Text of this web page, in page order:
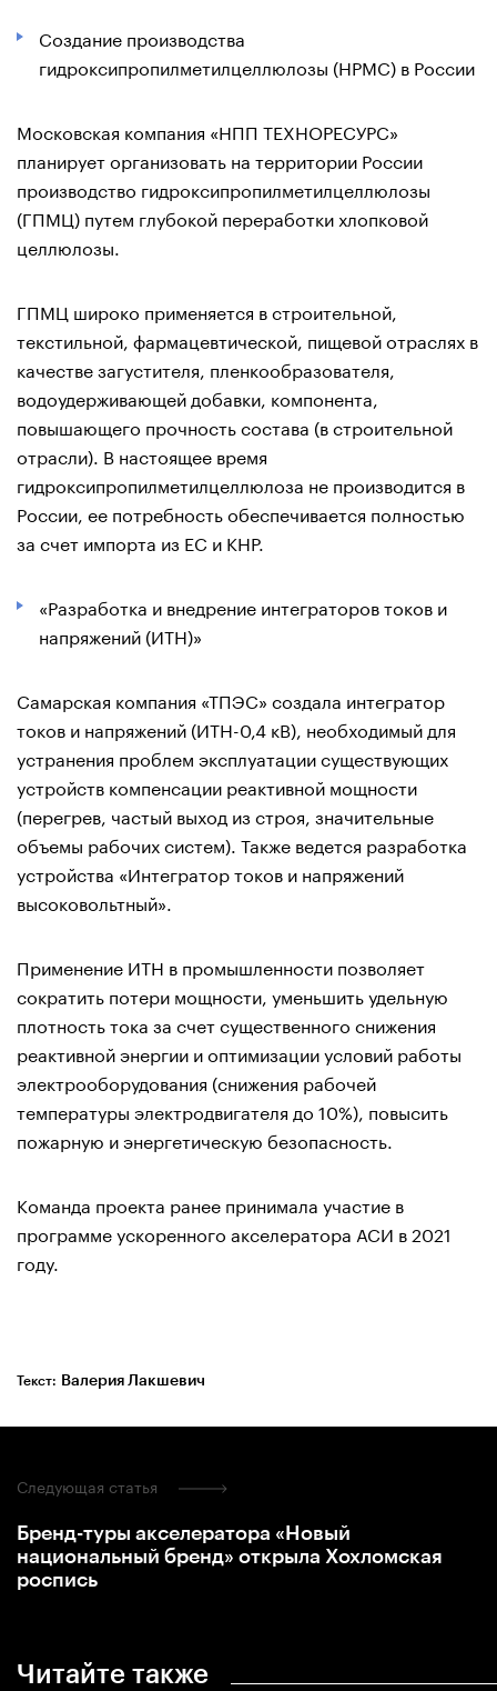
Создание производства
гидроксипропилметилцеллюлозы (НРМС) в России
Московская компания «НПП ТЕХНОРЕСУРС»
планирует организовать на территории России
производство гидроксипропилметилцеллюлозы
(ГПМЦ) путем глубокой переработки хлопковой
целлюлозы.
ГПМЦ широко применяется в строительной,
текстильной, фармацевтической, пищевой отраслях в
качестве загустителя, пленкообразователя,
водоудерживающей добавки, компонента,
повышающего прочность состава (в строительной
отрасли). В настоящее время
гидроксипропилметилцеллюлоза не производится в
России, ее потребность обеспечивается полностью
за счет импорта из ЕС и КНР.
«Разработка и внедрение интеграторов токов и
напряжений (ИТН)»
Самарская компания «ТПЭС» создала интегратор
токов и напряжений (ИТН-0,4 кВ), необходимый для
устранения проблем эксплуатации существующих
устройств компенсации реактивной мощности
(перегрев, частый выход из строя, значительные
объемы рабочих систем). Также ведется разработка
устройства «Интегратор токов и напряжений
высоковольтный».
Применение ИТН в промышленности позволяет
сократить потери мощности, уменьшить удельную
плотность тока за счет существенного снижения
реактивной энергии и оптимизации условий работы
электрооборудования (снижения рабочей
температуры электродвигателя до 10%), повысить
пожарную и энергетическую безопасность.
Команда проекта ранее принимала участие в
программе ускоренного акселератора АСИ в 2021
году.
Текст: Валерия Лакшевич
Читайте также
Следующая статья
Бренд-туры акселератора «Новый
национальный бренд» открыла Хохломская
роспись